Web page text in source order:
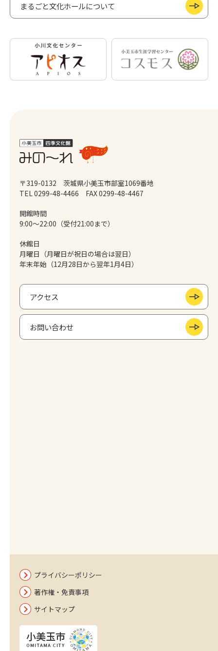
まるごと文化ホールについて
〒319-0132 茨城県小美玉市部室1069番地
TEL 0299-48-4466
FAX 0299-48-4467
開館時間
9:00～22:00（受付21:00まで）
休館日
月曜日（月曜日が祝日の場合は翌日）
年末年始（12月28日から翌年1月4日）
アクセス
お問い合わせ
プライバシーポリシー
著作権・免責事項
サイトマップ